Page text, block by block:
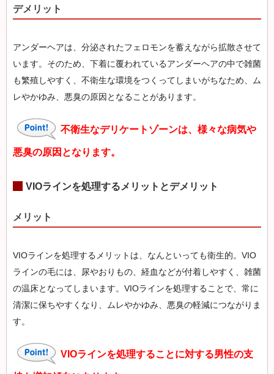
デメリット
アンダーヘアは、分泌されたフェロモンを蓄えながら拡散させて
います。そのため、下着に覆われているアンダーヘアの中で雑菌
も繁殖しやすく、不衛生な環境をつくってしまいがちなため、ム
レやかゆみ、悪臭の原因となることがあります。
不衛生なデリケートゾーンは、様々な病気や
悪臭の原因となります。
VIOラインを処理するメリットとデメリット
メリット
VIOラインを処理するメリットは、なんといっても衛生的。VIO
ラインの毛には、尿やおりもの、経血などが付着しやすく、雑菌
の温床となってしまいます。VIOラインを処理することで、常に
清潔に保ちやすくなり、ムレやかゆみ、悪臭の軽減につながりま
す。
VIOラインを処理することに対する男性の支